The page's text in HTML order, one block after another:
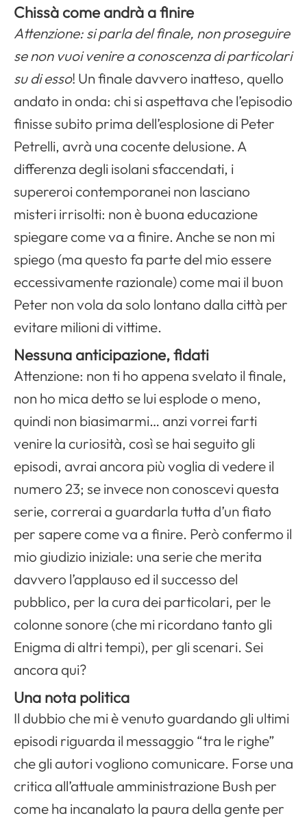
Chissà come andrà a finire
Attenzione: si parla del finale, non proseguire
se non vuoi venire a conoscenza di particolari
su di esso! Un finale davvero inatteso, quello
andato in onda: chi si aspettava che l’episodio
finisse subito prima dell’esplosione di Peter
Petrelli, avrà una cocente delusione. A
differenza degli isolani sfaccendati, i
supereroi contemporanei non lasciano
misteri irrisolti: non è buona educazione
spiegare come va a finire. Anche se non mi
spiego (ma questo fa parte del mio essere
eccessivamente razionale) come mai il buon
Peter non vola da solo lontano dalla città per
evitare milioni di vittime.
Nessuna anticipazione, fidati
Attenzione: non ti ho appena svelato il finale,
non ho mica detto se lui esplode o meno,
quindi non biasimarmi… anzi vorrei farti
venire la curiosità, così se hai seguito gli
episodi, avrai ancora più voglia di vedere il
numero 23; se invece non conoscevi questa
serie, correrai a guardarla tutta d’un fiato
per sapere come va a finire. Però confermo il
mio giudizio iniziale: una serie che merita
davvero l’applauso ed il successo del
pubblico, per la cura dei particolari, per le
colonne sonore (che mi ricordano tanto gli
Enigma di altri tempi), per gli scenari. Sei
ancora qui?
Una nota politica
Il dubbio che mi è venuto guardando gli ultimi
episodi riguarda il messaggio “tra le righe”
che gli autori vogliono comunicare. Forse una
critica all’attuale amministrazione Bush per
come ha incanalato la paura della gente per